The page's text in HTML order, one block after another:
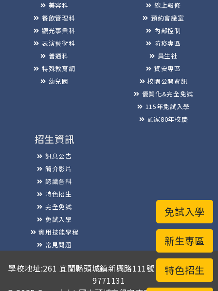
特色招生
新生專區
免試入學
美容科
餐飲管理科
觀光事業科
表演藝術科
普通科
特殊教育網
幼兒園
線上報修
預約會議室
內部控制
防疫專區
員生社
資安專區
校園公開資訊
優質化&完全免試
115年免試入學
頭家80年校慶
招生資訊
訊息公告
簡介影片
認識各科
特色招生
完全免試
免試入學
實用技能學程
常見問題
學校地址:261 宜蘭縣頭城鎮新興路111號 / 電話總機:03-
9771131